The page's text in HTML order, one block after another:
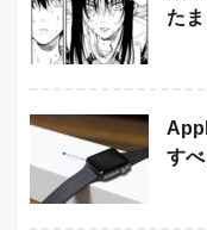
た
す